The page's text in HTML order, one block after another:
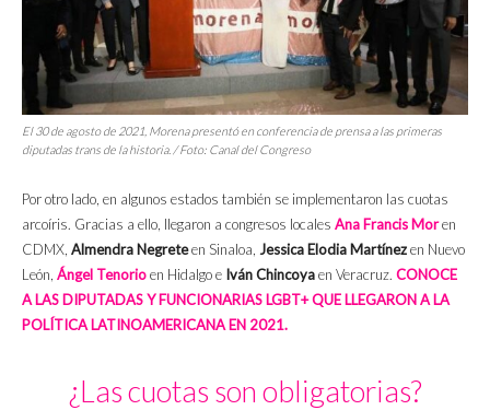
El 30 de agosto de 2021, Morena presentó en conferencia de prensa a las primeras
diputadas trans de la historia. / Foto: Canal del Congreso
Por otro lado, en algunos estados también se implementaron las cuotas
arcoíris. Gracias a ello, llegaron a congresos locales Ana Francis Moren
CDMX, Almendra Negreteen Sinaloa, Jessica Elodia Martínezen Nuevo
León, Ángel Tenorioen Hidalgo e Iván Chincoyaen Veracruz. CONOCE
A LAS DIPUTADAS Y FUNCIONARIAS LGBT+ QUE LLEGARON A LA
POLÍTICA LATINOAMERICANA EN 2021.
¿Las cuotas son obligatorias?